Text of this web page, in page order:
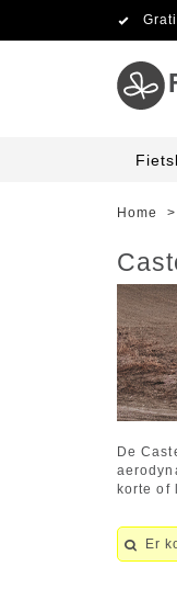
Home >
De
korte of
Er